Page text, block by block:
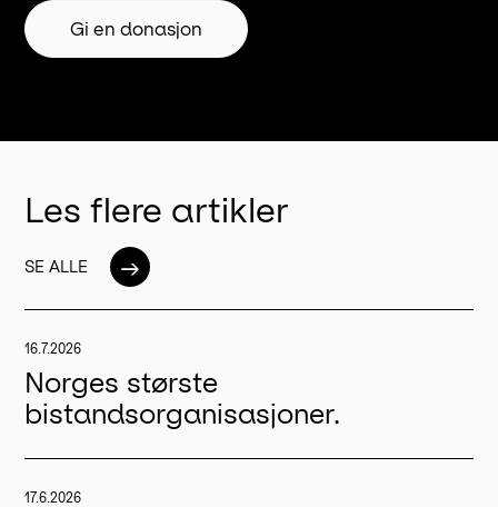
Gi en donasjon
Les flere artikler
SE ALLE →
16.7.2026
Norges største
bistandsorganisasjoner.
17.6.2026